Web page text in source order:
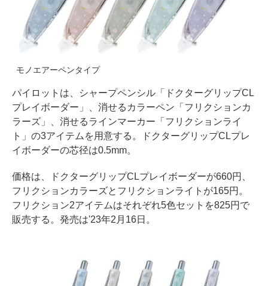
モノエアーペンタイプ
パイロットは、シャープペンシル「ドクターグリップCL
プレイボーダー」、消せるカラーペン「フリクションカ
ラーズ」、消せるラインマーカー「フリクションライ
ト」の3アイテムを用意する。ドクターグリップCLプレ
イボーダーの芯径は0.5mm。
価格は、ドクターグリップCLプレイボーダーが660円、
フリクションカラーズとフリクションライトが165円。
フリクション2アイテムはそれぞれ5色セットを825円で
販売する。発売は'23年2月16日。